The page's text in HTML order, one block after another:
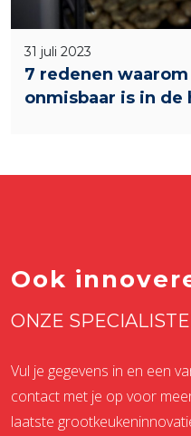
31 juli 2023
7 redenen
onmisbaar is in de
Ook
ONZE
Vul je gegevens in en een
contact met je op voor
laatste